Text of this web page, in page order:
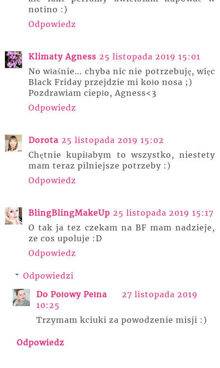
notino :)
Odpowiedz
Klimaty Agness 25 listopada 2019 15:01
No właśnie... chyba nic nie potrzebuję, więc
Black Friday przejdzie mi koło nosa ;)
Pozdrawiam ciepło, Agness<3
Odpowiedz
Dorota 25 listopada 2019 15:02
Chętnie kupiłabym to wszystko, niestety
mam teraz pilniejsze potrzeby :)
Odpowiedz
BlingBlingMakeUp 25 listopada 2019 15:17
O tak ja tez czekam na BF mam nadzieje,
ze cos upoluje :D
Odpowiedz
Odpowiedzi
Do Połowy Pełna
27 listopada 2019
10:25
Trzymam kciuki za powodzenie misji :)
Odpowiedz